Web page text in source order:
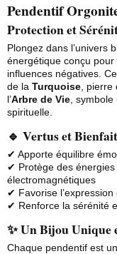
Pendentif
Protection et
Plongez dans l’univers
énergétique conçu
influences négatives.
de la Turquoise ,
l’Arbre de Vie ,
spirituelle.
🔹 Vertus et
✔ Apporte équilibre
✔ Protège des
électromagnétiques
✔ Favorise
✔ Renforce la sérénité
✨ Un Bijou Unique
Chaque pendentif est